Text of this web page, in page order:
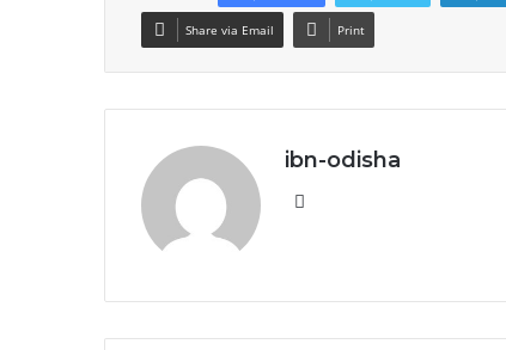
Share via Email Print
ibn-odisha
Website